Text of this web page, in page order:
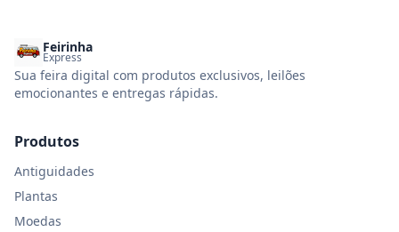
Feirinha
Express
Sua feira digital com produtos exclusivos, leilões
emocionantes e entregas rápidas.
Produtos
Antiguidades
Plantas
Moedas